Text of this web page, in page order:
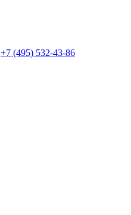
+7 (495) 532-43-86